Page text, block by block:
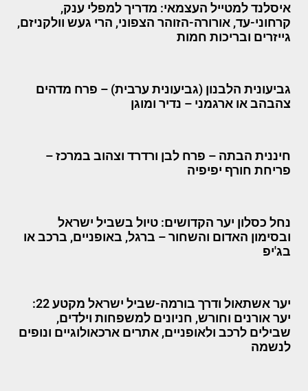
איסלנד למטייל העצמאי: מדריך למפלי ענק,
קרחוני-עד, אורורה-הזוהר הצפוני, הרי געש וולקניזם,
גייזרים ובריכות חמות
גביעונית הלבנון (גביעונית ערבית) – פרח מדהים
צהבהב או ארגמני – נדיר ומוגן
חיננית הבתה – פרח לבן ורדרד וצהוב במרכז –
פריחת חורף יפיפיה
נחל כסלון יער הקדושים: טיול בשביל ישראל
ובסימון האדום והשחור – ברגל, באופניים, ברכב או
בג'יפ
יער אשתאול ודרך בורמה-שביל ישראל מקטע 22:
יער אורנים וחורש, חניונים למשפחות וילדים,
שבילים לרכב ולאופניים, אתרים ארכאולוגיים ונופים
לנשמה